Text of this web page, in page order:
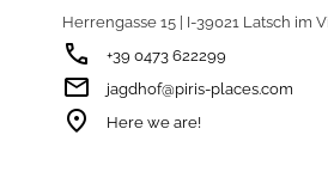
Herrengasse 15 | I-39021 Latsch im
phone +39 0473 622299
email jagdhof@piris-places.com
room Here we are!